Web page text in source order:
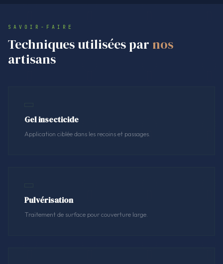
SAVOIR-FAIRE
Techniques utilisées par nos
artisans
Gel insecticide
Application ciblée dans les recoins et passages.
Pulvérisation
Traitement de surface pour couverture large.